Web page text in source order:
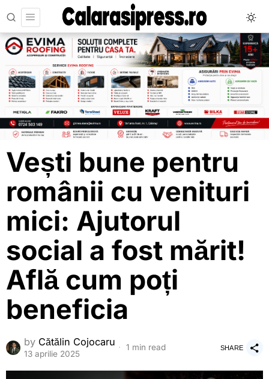
Vești bune pentru
românii cu venituri
mici: Ajutorul
social a fost mărit!
Află cum poți
beneficia
by Cătălin Cojocaru
13 aprilie 2025
1 min read SHARE